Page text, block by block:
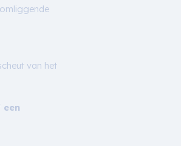
van het